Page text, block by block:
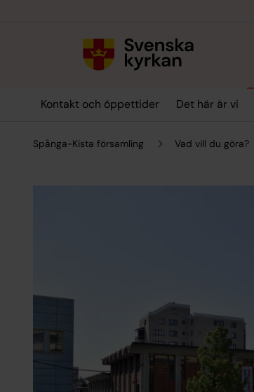
Kontakt och öppettider Det här är vi
Spånga-Kista församling Vad vill du göra?